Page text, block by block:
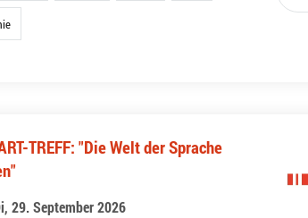
TREFF: "Die Welt der Sprache
29. September 2026